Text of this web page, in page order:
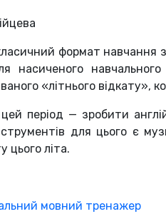
формат навчання
насиченого
«літнього відкату»,
період — зробити
для цього є
цього літа.
мовний тренажер